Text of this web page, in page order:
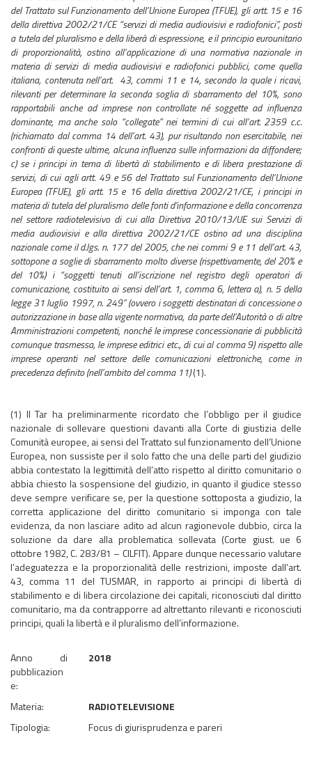
del Trattato sul Funzionamento dell’Unione Europea (TFUE), gli artt. 15 e 16
della direttiva 2002/21/CE “servizi di media audiovisivi e radiofonici”, posti
a tutela del pluralismo e della liberà di espressione, e il principio eurounitario
di proporzionalità, ostino all’applicazione di una normativa nazionale in
materia di servizi di media audiovisivi e radiofonici pubblici, come quella
italiana, contenuta nell’art. 43, commi 11 e 14, secondo la quale i ricavi,
rilevanti per determinare la seconda soglia di sbarramento del 10%, sono
rapportabili anche ad imprese non controllate né soggette ad influenza
dominante, ma anche solo “collegate” nei termini di cui all’art. 2359 c.c.
(richiamato dal comma 14 dell’art. 43), pur risultando non esercitabile, nei
confronti di queste ultime, alcuna influenza sulle informazioni da diffondere;
c) se i principi in tema di libertà di stabilimento e di libera prestazione di
servizi, di cui agli artt. 49 e 56 del Trattato sul Funzionamento dell’Unione
Europea (TFUE), gli artt. 15 e 16 della direttiva 2002/21/CE, i principi in
materia di tutela del pluralismo delle fonti d'informazione e della concorrenza
nel settore radiotelevisivo di cui alla Direttiva 2010/13/UE sui Servizi di
media audiovisivi e alla direttiva 2002/21/CE ostino ad una disciplina
nazionale come il d.lgs. n. 177 del 2005, che nei commi 9 e 11 dell’art. 43,
sottopone a soglie di sbarramento molto diverse (rispettivamente, del 20% e
del 10%) i “soggetti tenuti all’iscrizione nel registro degli operatori di
comunicazione, costituito ai sensi dell’art. 1, comma 6, lettera a), n. 5 della
legge 31 luglio 1997, n. 249” (ovvero i soggetti destinatari di concessione o
autorizzazione in base alla vigente normativa, da parte dell’Autorità o di altre
Amministrazioni competenti, nonché le imprese concessionarie di pubblicità
comunque trasmessa, le imprese editrici etc., di cui al comma 9) rispetto alle
imprese operanti nel settore delle comunicazioni elettroniche, come in
precedenza definito (nell’ambito del comma 11)(1).
(1) Il Tar ha preliminarmente ricordato che l’obbligo per il giudice
nazionale di sollevare questioni davanti alla Corte di giustizia delle
Comunità europee, ai sensi del Trattato sul funzionamento dell’Unione
Europea, non sussiste per il solo fatto che una delle parti del giudizio
abbia contestato la legittimità dell’atto rispetto al diritto comunitario o
abbia chiesto la sospensione del giudizio, in quanto il giudice stesso
deve sempre verificare se, per la questione sottoposta a giudizio, la
corretta applicazione del diritto comunitario si imponga con tale
evidenza, da non lasciare adito ad alcun ragionevole dubbio, circa la
soluzione da dare alla problematica sollevata (Corte giust. ue 6
ottobre 1982, C. 283/81 – CILFIT). Appare dunque necessario valutare
l’adeguatezza e la proporzionalità delle restrizioni, imposte dall’art.
43, comma 11 del TUSMAR, in rapporto ai principi di libertà di
stabilimento e di libera circolazione dei capitali, riconosciuti dal diritto
comunitario, ma da contrapporre ad altrettanto rilevanti e riconosciuti
principi, quali la libertà e il pluralismo dell’informazione.
Anno di
pubblicazion
e:
2018
Materia:
RADIOTELEVISIONE
Tipologia:
Focus di giurisprudenza e pareri